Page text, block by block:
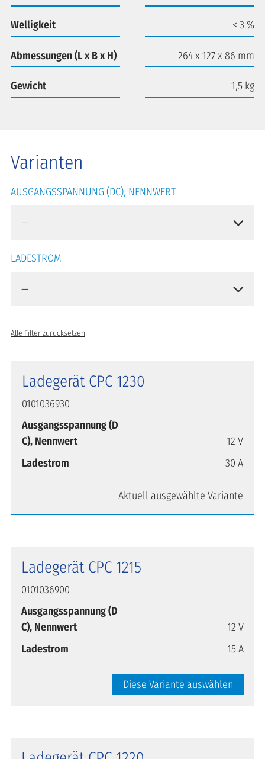
Welligkeit < 3 %
Abmessungen (L x B x H) 264 x 127 x 86 mm
Gewicht 1,5 kg
Varianten
AUSGANGSSPANNUNG (DC), NENNWERT
LADESTROM
Alle Filter zurücksetzen
Ladegerät CPC 1230
0101036930
Ausgangsspannung (D
C), Nennwert
12 V
Ladestrom
30 A
Aktuell ausgewählte Variante
Ladegerät CPC 1215
0101036900
Ausgangsspannung (D
C), Nennwert
12 V
Ladestrom
15 A
Diese Variante auswählen